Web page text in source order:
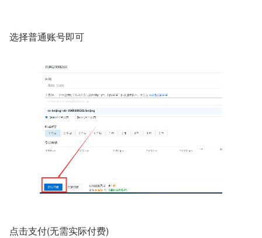
选择普通账号即可
点击支付(无需实际付费)